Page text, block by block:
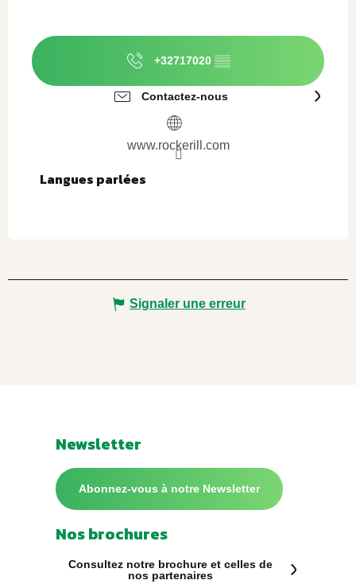
+32717020 ▒▒
Contactez-nous
www.rockerill.com
Langues parlées
Langues parlées
Signaler une erreur
Newsletter
Abonnez-vous à notre Newsletter
Nos brochures
Consultez notre brochure et celles de
nos partenaires